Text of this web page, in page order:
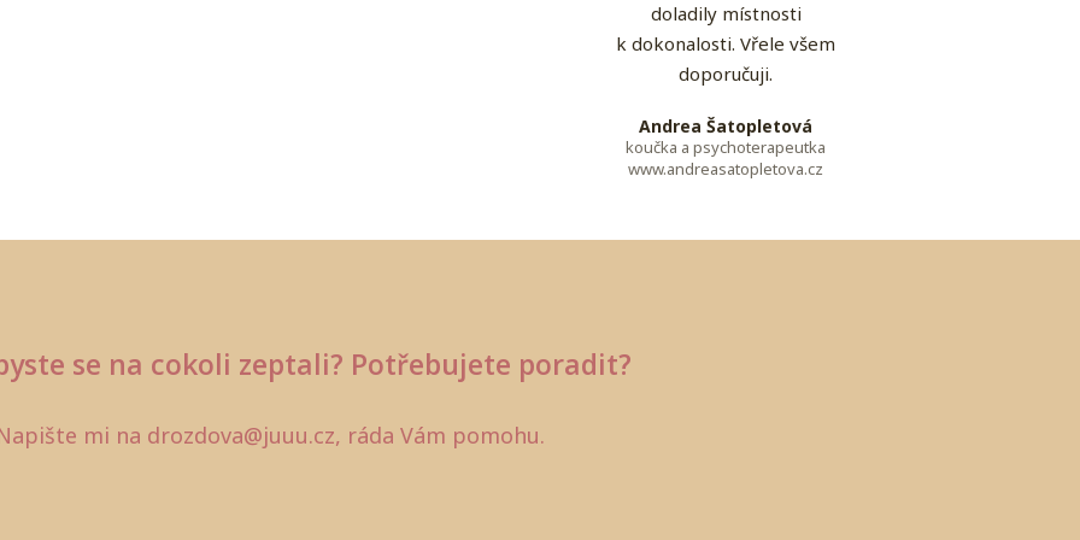
doladily místnosti
k dokonalosti. Vřele všem
doporučuji.
Andrea Šatopletová
koučka a psychoterapeutka
www.andreasatopletova.cz
se na cokoli zeptali? Potřebujete poradit?
mi na drozdova@juuu.cz, ráda Vám pomohu.